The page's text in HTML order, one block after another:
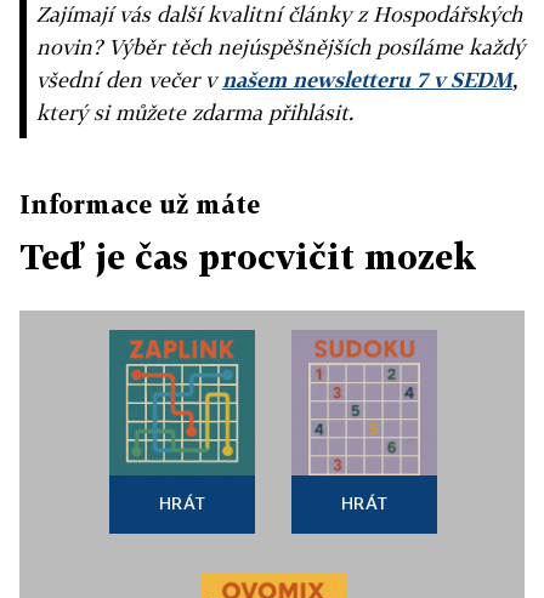
Zajímají vás další kvalitní články z Hospodářských
novin? Výběr těch nejúspěšnějších posíláme každý
všední den večer vnašem newsletteru 7 v SEDM,
který si můžete zdarma přihlásit.
Informace už máte
Teď je čas procvičit mozek
HRÁT HRÁT